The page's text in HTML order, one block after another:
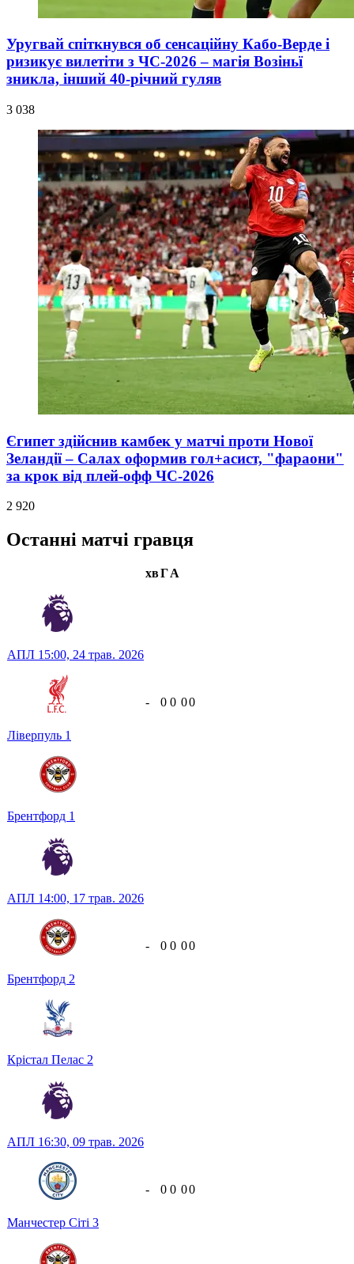
Уругвай спіткнувся об сенсаційну Кабо-Верде і
ризикує вилетіти з ЧС-2026 – магія Возіньї
зникла, інший 40-річний гуляв
3 038
Єгипет здійснив камбек у матчі проти Нової
Зеландії – Салах оформив гол+асист, "фараони"
за крок від плей-офф ЧС-2026
2 920
Останні матчі гравця
хвГА
АПЛ 15:00, 24 трав. 2026
Ліверпуль 1
Брентфорд 1
- 0 0 00
АПЛ 14:00, 17 трав. 2026
Брентфорд 2
Крістал Пелас 2
- 0 0 00
АПЛ 16:30, 09 трав. 2026
Манчестер Сіті 3
- 0 0 00